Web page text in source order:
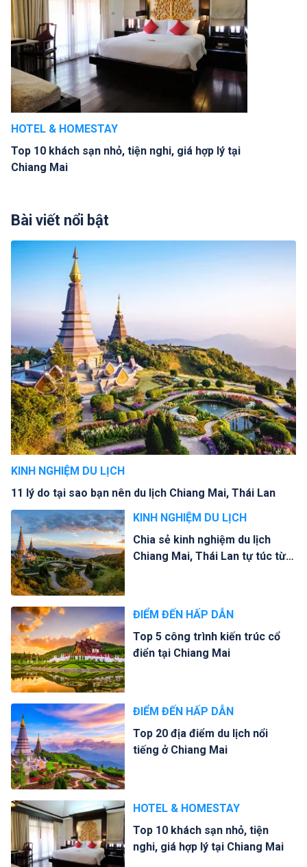
HOTEL & HOMESTAY
Top 10 khách sạn nhỏ, tiện nghi, giá hợp lý tại
Chiang Mai
Bài viết nổi bật
KINH NGHIỆM DU LỊCH
11 lý do tại sao bạn nên du lịch Chiang Mai, Thái Lan
KINH NGHIỆM DU LỊCH
Chia sẻ kinh nghiệm du lịch
Chiang Mai, Thái Lan tự túc từ
ĐIỂM ĐẾN HẤP DẪN
Top 5 công trình kiến trúc cổ
điển tại Chiang Mai
ĐIỂM ĐẾN HẤP DẪN
Top 20 địa điểm du lịch nổi
tiếng ở Chiang Mai
HOTEL & HOMESTAY
Top 10 khách sạn nhỏ, tiện
nghi, giá hợp lý tại Chiang Mai